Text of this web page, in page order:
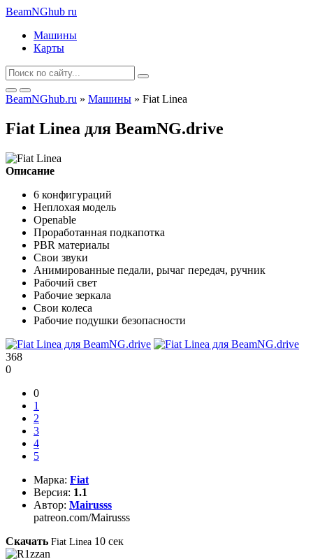
BeamNGhub ru
Машины
Карты
BeamNGhub.ru » Машины » Fiat Linea
Fiat Linea для BeamNG.drive
Описание
6 конфигураций
Неплохая модель
Openable
Проработанная подкапотка
PBR материалы
Свои звуки
Анимированные педали, рычаг передач, ручник
Рабочий свет
Рабочие зеркала
Свои колеса
Рабочие подушки безопасности
368
0
0
1
2
3
4
5
Марка: Fiat
Версия: 1.1
Автор: Mairusss
patreon.com/Mairusss
Скачать Fiat Linea 10 сек